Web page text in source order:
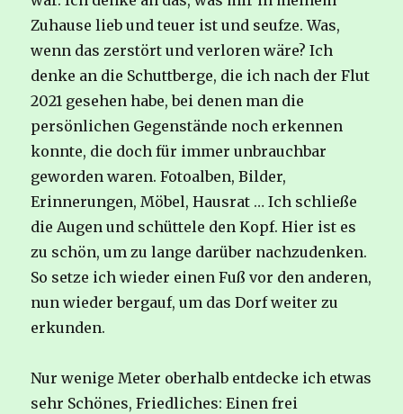
Zuhause lieb und teuer ist und seufze. Was,
wenn das zerstört und verloren wäre? Ich
denke an die Schuttberge, die ich nach der Flut
2021 gesehen habe, bei denen man die
persönlichen Gegenstände noch erkennen
konnte, die doch für immer unbrauchbar
geworden waren. Fotoalben, Bilder,
Erinnerungen, Möbel, Hausrat … Ich schließe
die Augen und schüttele den Kopf. Hier ist es
zu schön, um zu lange darüber nachzudenken.
So setze ich wieder einen Fuß vor den anderen,
nun wieder bergauf, um das Dorf weiter zu
erkunden.
Nur wenige Meter oberhalb entdecke ich etwas
sehr Schönes, Friedliches: Einen frei